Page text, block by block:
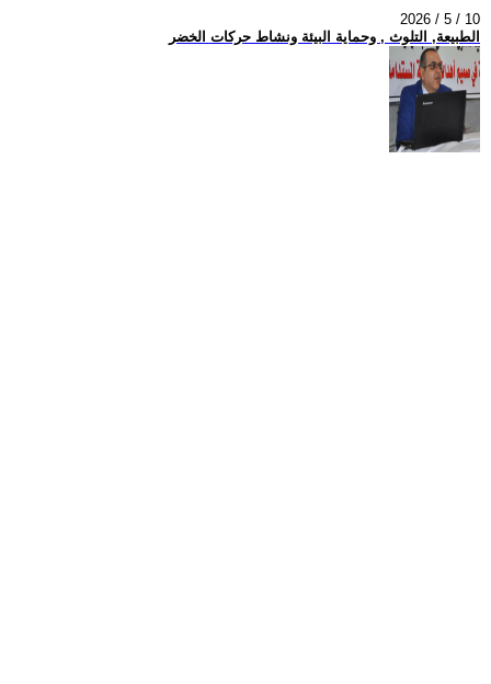
2026 / 5 / 10
الطبيعة, التلوث , وحماية البيئة ونشاط حركات الخضر